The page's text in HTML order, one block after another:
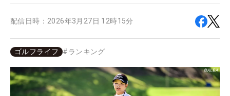
配信日時： 2026年3月27日 12時15分
ゴルフライフ #ランキング